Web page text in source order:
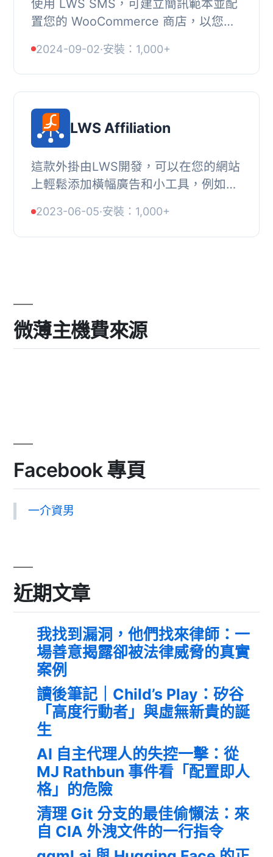
使用 LWS SMS，可建立簡訊範本並配
置您的 WooCommerce 商店，以您想
由LWS提供的簡訊 API 驅動。此外掛程
式需要 LWS 點數...
2024-09-02·安裝：1,000+
LWS Affiliation
這款外掛由LWS開發，可以在您的網站
上輕鬆添加橫幅廣告和小工具，例如域
要表。, 享受我們的聯盟計劃，賺錢！,
主要特點, ...
2023-06-05·安裝：1,000+
微薄主機費來源
Facebook 專頁
一介資男
近期文章
我找到漏洞，他們找來律師：一
場善意揭露卻被法律威脅的真實
案例
讀後筆記｜Child’s Play：矽谷
「高度行動者」與虛無新貴的誕
生
AI 自主代理人的失控一擊：從
MJ Rathbun 事件看「配置即人
格」的危險
清理 Git 分支的最佳偷懶法：來
自 CIA 外洩文件的一行指令